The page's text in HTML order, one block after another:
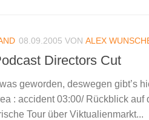
08.09.2005 VON ALEX
Directors Cut
geworden, deswegen gibt’s
: accident 03:00/ Rückblick auf
Tour über Viktualienmarkt...